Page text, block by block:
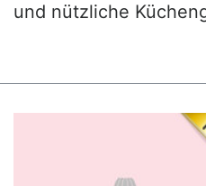
und nützliche